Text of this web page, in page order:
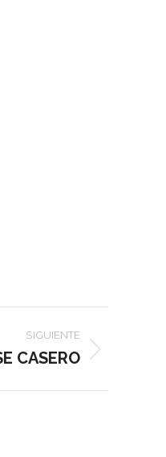
SIGUIENTE
CASERO